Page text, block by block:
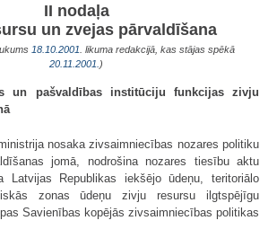
II nodaļa
un zvejas pārvaldīšana
18.10.2001. likuma redakcijā, kas stājas spēkā
20.11.2001.)
un pašvaldības institūciju funkcijas zivju
nosaka zivsaimniecības nozares politiku
jomā, nodrošina nozares tiesību aktu
Latvijas Republikas iekšējo ūdeņu, teritoriālo
zonas ūdeņu zivju resursu ilgtspējīgu
Savienības kopējās zivsaimniecības politikas